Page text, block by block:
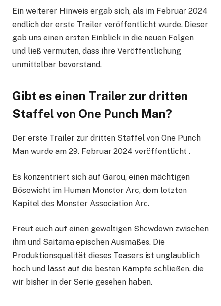
Ein weiterer Hinweis ergab sich, als im Februar 2024
endlich der erste Trailer veröffentlicht wurde. Dieser
gab uns einen ersten Einblick in die neuen Folgen
und ließ vermuten, dass ihre Veröffentlichung
unmittelbar bevorstand.
Gibt es einen Trailer zur dritten
Staffel von One Punch Man?
Der erste Trailer zur dritten Staffel von One Punch
Man wurde am 29. Februar 2024 veröffentlicht .
Es konzentriert sich auf Garou, einen mächtigen
Bösewicht im Human Monster Arc, dem letzten
Kapitel des Monster Association Arc.
Freut euch auf einen gewaltigen Showdown zwischen
ihm und Saitama epischen Ausmaßes. Die
Produktionsqualität dieses Teasers ist unglaublich
hoch und lässt auf die besten Kämpfe schließen, die
wir bisher in der Serie gesehen haben.